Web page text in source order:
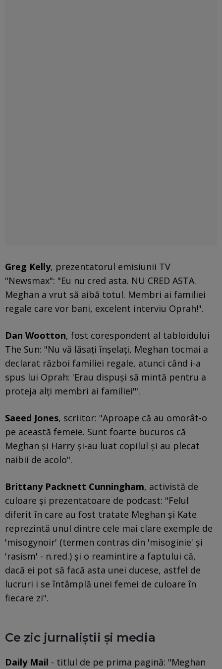
Greg Kelly, prezentatorul emisiunii TV
"Newsmax": "Eu nu cred asta. NU CRED ASTA.
Meghan a vrut să aibă totul. Membri ai familiei
regale care vor bani, excelent interviu Oprah!".
Dan Wootton, fost corespondent al tabloidului
The Sun: "Nu vă lăsaţi înşelaţi, Meghan tocmai a
declarat război familiei regale, atunci când i-a
spus lui Oprah: 'Erau dispuşi să mintă pentru a
proteja alţi membri ai familiei'".
Saeed Jones, scriitor: "Aproape că au omorât-o
pe această femeie. Sunt foarte bucuros că
Meghan şi Harry şi-au luat copilul şi au plecat
naibii de acolo".
Brittany Packnett Cunningham, activistă de
culoare şi prezentatoare de podcast: "Felul
diferit în care au fost tratate Meghan şi Kate
reprezintă unul dintre cele mai clare exemple de
'misogynoir' (termen contras din 'misoginie' şi
'rasism' - n.red.) şi o reamintire a faptului că,
dacă ei pot să facă asta unei ducese, astfel de
lucruri i se întâmplă unei femei de culoare în
fiecare zi".
Ce zic jurnaliștii și media
Daily Mail - titlul de pe prima pagină: "Meghan